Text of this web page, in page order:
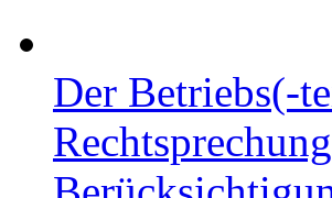
Preis
US$ 42,99